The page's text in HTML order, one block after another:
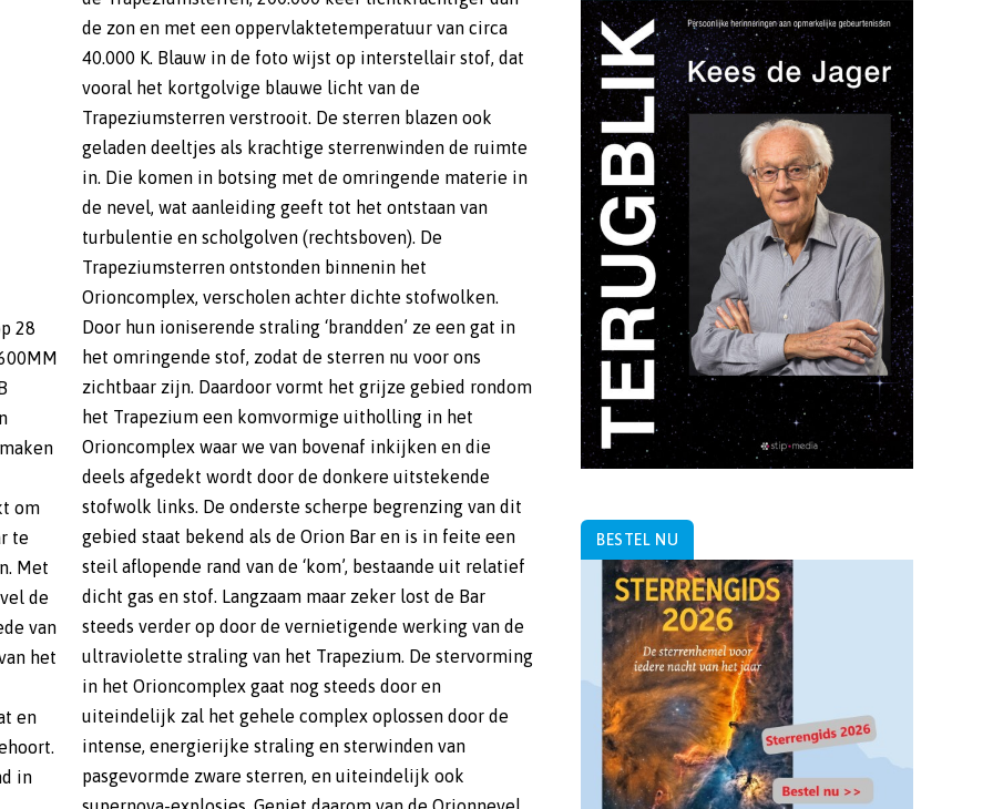
28
om
te
Met
de
van
het
en
in
de zon en met een oppervlaktetemperatuur van circa
40.000 K. Blauw in de foto wijst op interstellair stof, dat
vooral het kortgolvige blauwe licht van de
Trapeziumsterren verstrooit. De sterren blazen ook
geladen deeltjes als krachtige sterrenwinden de ruimte
in. Die komen in botsing met de omringende materie in
de nevel, wat aanleiding geeft tot het ontstaan van
turbulentie en scholgolven (rechtsboven). De
Trapeziumsterren ontstonden binnenin het
Orioncomplex, verscholen achter dichte stofwolken.
in
ons
die
dit
Bar
de
de
van
BESTEL NU